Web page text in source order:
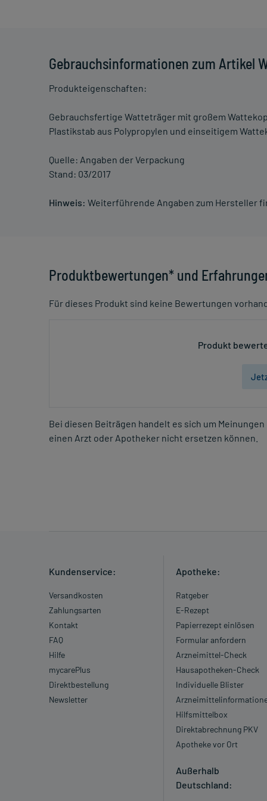
Gebrauchsinformationen zum Artikel
Produkteigenschaften:
Gebrauchsfertige Watteträger mit großem
Plastikstab aus Polypropylen und einseitigem
Quelle: Angaben der Verpackung
Stand: 03/2017
Hinweis: Weiterführende Angaben zum Hersteller
Produktbewertungen* und
Für dieses Produkt sind keine Bewertungen
Produkt
Bei diesen Beiträgen handelt es sich um
einen Arzt oder Apotheker nicht ersetzen können.
Kundenservice:
Versandkosten
Zahlungsarten
Kontakt
FAQ
Hilfe
mycarePlus
Direktbestellung
Newsletter
Apotheke:
Ratgeber
E-Rezept
Papierrezept einlösen
Formular anfordern
Arzneimittel-Check
Hausapotheken-Check
Individuelle Blister
Hilfsmittelbox
Direktabrechnung PKV
Apotheke vor Ort
Außerhalb
Deutschland: